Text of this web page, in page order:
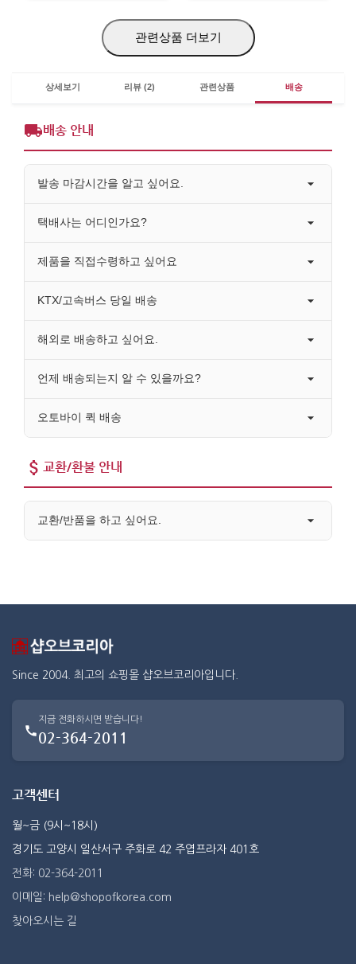
관련상품 더보기
상세보기 리뷰 (2) 관련상품 배송
배송 안내
발송 마감시간을 알고 싶어요.
택배사는 어디인가요?
제품을 직접수령하고 싶어요
KTX/고속버스 당일 배송
해외로 배송하고 싶어요.
언제 배송되는지 알 수 있을까요?
오토바이 퀵 배송
교환/환불 안내
교환/반품을 하고 싶어요.
Since 2004. 최고의 쇼핑몰 샵오브코리아입니다.
지금 전화하시면 받습니다!
02-364-2011
고객센터
월~금 (9시~18시)
경기도 고양시 일산서구 주화로 42 주엽프라자 401호
전화: 02-364-2011
이메일: help@shopofkorea.com
찾아오시는 길